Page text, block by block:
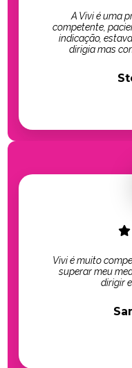
A Vivi é uma
competente,
indicação,
dirigia mas
Vivi é muito
superar meu
dirigir